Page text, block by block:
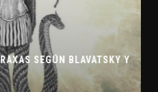
SEGÚN BLAVATSKY Y